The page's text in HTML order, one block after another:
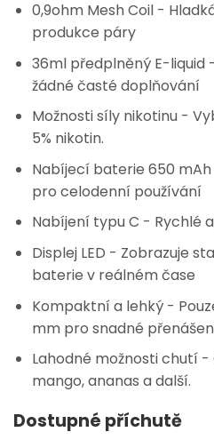
0,9ohm Mesh Coil-
produkce páry
36ml předplněný E-liquid-
žádné časté doplňování
Možnosti síly nikotinu-
5% nikotin.
Nabíjecí baterie 650 mAh
pro celodenní používání
Nabíjení typu C - Rychlé
Displej LED - Zobrazuje
baterie v reálném čase
Kompaktní a lehký-
mm pro snadné
Lahodné možnosti chutí -
mango, ananas a další.
Dostupné příchutě